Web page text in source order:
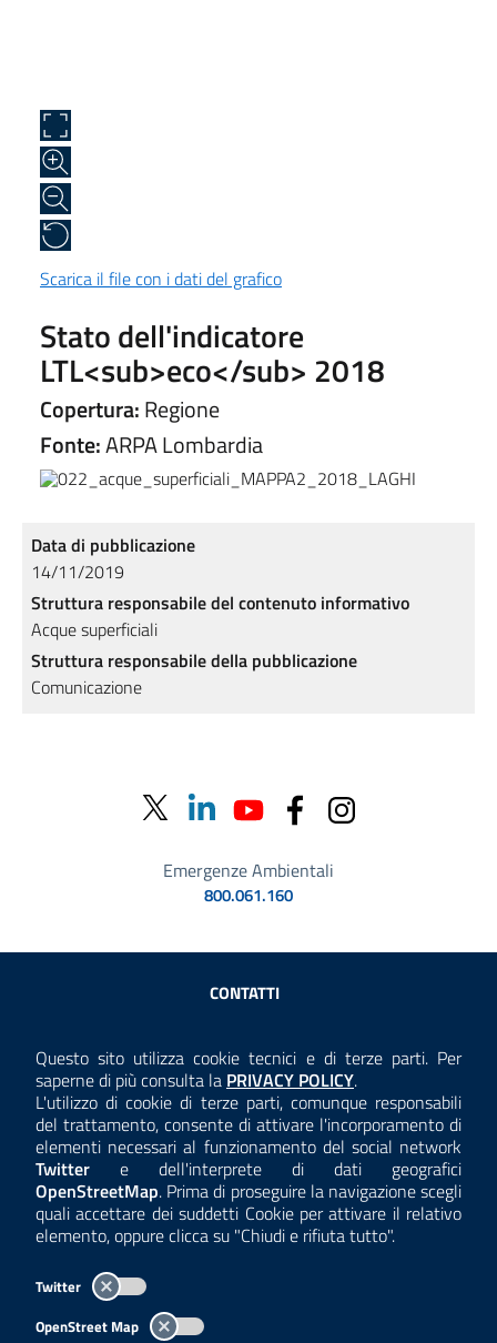
Questo sito utilizza cookie tecnici e di terze parti. Per
saperne di più consulta la Consulta la
PRIVACY POLICY.
L'utilizzo di cookie di terze parti, comunque responsabili
del trattamento, consente di attivare l'incorporamento di
elementi necessari al funzionamento del social network
Twitter e dell'interprete di dati geografici
OpenStreetMap. Prima di proseguire la navigazione scegli
quali accettare dei suddetti Cookie per attivare il relativo
elemento, oppure clicca su "Chiudi e rifiuta tutto".
Twitter
OpenStreet Map
Scarica il file con i dati del grafico
Stato dell'indicatore
LTL<sub>eco</sub> 2018
Copertura:Regione
Fonte:ARPA Lombardia
Data di pubblicazione
14/11/2019
Struttura responsabile del contenuto informativo
Acque superficiali
Struttura responsabile della pubblicazione
Comunicazione
Emergenze Ambientali
800.061.160
Sezione Link Utili
CONTATTI
ANTICORRUZIONE
ACCESSIBILITÀ
COOKIE E PRIVACY
TEMI A-Z